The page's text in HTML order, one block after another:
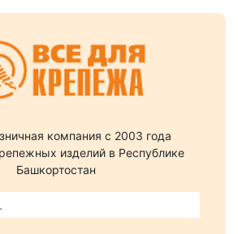
компания c 2003 года
изделий в Республике
Башкортостан